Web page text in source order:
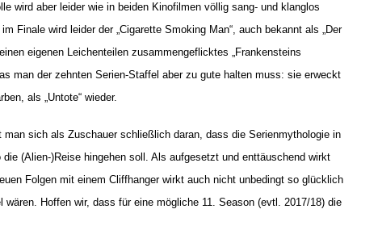
wird aber leider wie in beiden Kinofilmen völlig sang- und klanglos
Finale wird leider der „Cigarette Smoking Man“, auch bekannt als „Der
eigenen Leichenteilen zusammengeflicktes „Frankensteins
man der zehnten Serien-Staffel aber zu gute halten muss: sie erweckt
als „Untote“ wieder.
sich als Zuschauer schließlich daran, dass die Serienmythologie in
(Alien-)Reise hingehen soll. Als aufgesetzt und enttäuschend wirkt
Folgen mit einem Cliffhanger wirkt auch nicht unbedingt so glücklich
Hoffen wir, dass für eine mögliche 11. Season (evtl. 2017/18) die